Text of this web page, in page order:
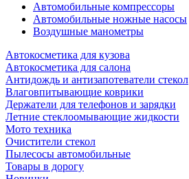
Автомобильные компрессоры
Автомобильные ножные насосы
Воздушные манометры
Автокосметика для кузова
Автокосметика для салона
Антидождь и антизапотеватели стекол
Влаговпитывающие коврики
Держатели для телефонов и зарядки
Летние стеклоомывающие жидкости
Мото техника
Очистители стекол
Пылесосы автомобильные
Товары в дорогу